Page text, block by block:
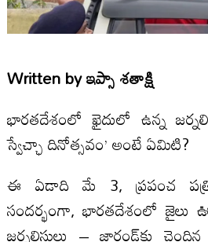
Written byఇప్సా శతాక్షి
భారతదేశంలో ఖైదులో ఉన్న
స్వేచ్ఛా దినోత్సవం’ అంటే ఏమిటి?
ఈ ఏడాది మే 3, ప్రపంచ
సందర్భంగా, భారతదేశంలో జైలు
జర్నలిస్టులు – జార్ఖండ్‌కు చెందిన